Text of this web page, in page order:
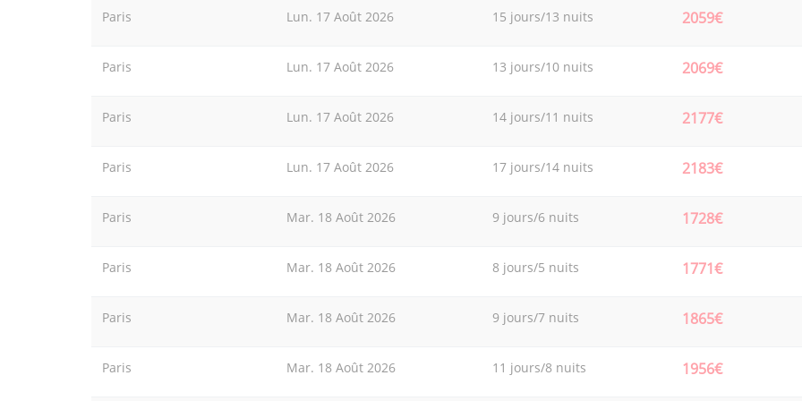
Paris Lun. 17 Août 2026 15 jours/13 nuits 2059€
Paris Lun. 17 Août 2026 13 jours/10 nuits 2069€
Paris Lun. 17 Août 2026 14 jours/11 nuits 2177€
Paris Lun. 17 Août 2026 17 jours/14 nuits 2183€
Paris Mar. 18 Août 2026 9 jours/6 nuits 1728€
Paris Mar. 18 Août 2026 8 jours/5 nuits 1771€
Paris Mar. 18 Août 2026 9 jours/7 nuits 1865€
Paris Mar. 18 Août 2026 11 jours/8 nuits 1956€